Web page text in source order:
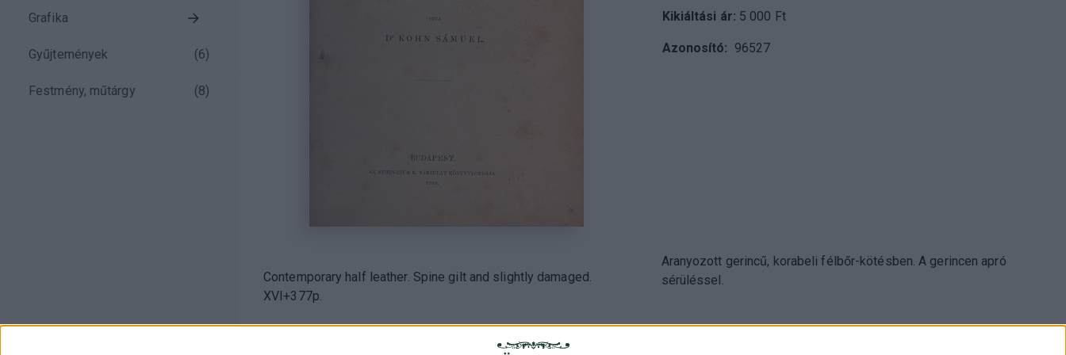
Grafika
Gyűjtemények (6)
Festmény, műtárgy (8)
Kikiáltási ár: 5 000 Ft
Azonosító 96527
Contemporary half leather. Spine gilt and slightly damaged.
XVI+377p.
Aranyozott gerincű, korabeli félbőr-kötésben. A gerincen apró
sérüléssel.